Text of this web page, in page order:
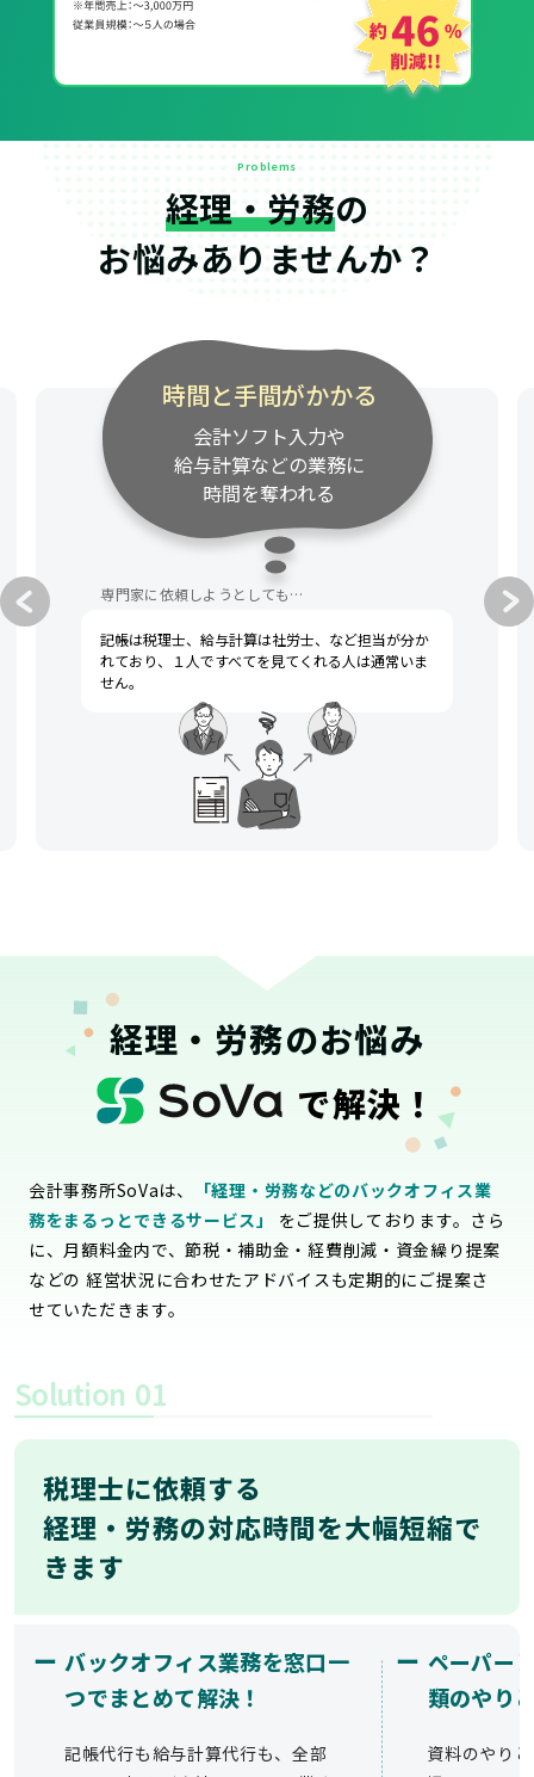
Problems
経理・労務の
お悩みありませんか？
時間と手間がかかる
会計ソフト入力や
給与計算などの業務に
時間を奪われる
専門家に依頼しようとしても…
記帳は税理士、給与計算は社労士、など担当が分か
れており、１人ですべてを見てくれる人は通常いま
せん。
経理・労務のお悩み
で解決！
会計事務所SoVaは、
「経理・労務などのバックオフィス業
務をまるっとできるサービス」
をご提供しております。さら
に、月額料金内で、節税・補助金・経費削減・資金繰り提案
などの 経営状況に合わせたアドバイスも定期的にご提案さ
せていただきます。
Solution 01
税理士に依頼する
経理・労務の対応時間を大幅短縮で
きます
ー バックオフィス業務を窓口一
つでまとめて解決！
記帳代行も給与計算代行も、全部
ー ペーパー
類のやり
資料のやり